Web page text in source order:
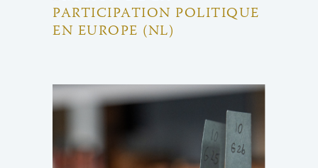
PARTICIPATION POLITIQUE
EN EUROPE (NL)